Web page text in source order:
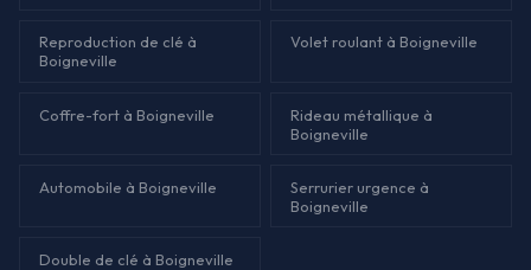
Reproduction de clé à
Boigneville
Volet roulant à Boigneville
Coffre-fort à Boigneville
Rideau métallique à
Boigneville
Automobile à Boigneville
Serrurier urgence à
Boigneville
Double de clé à Boigneville